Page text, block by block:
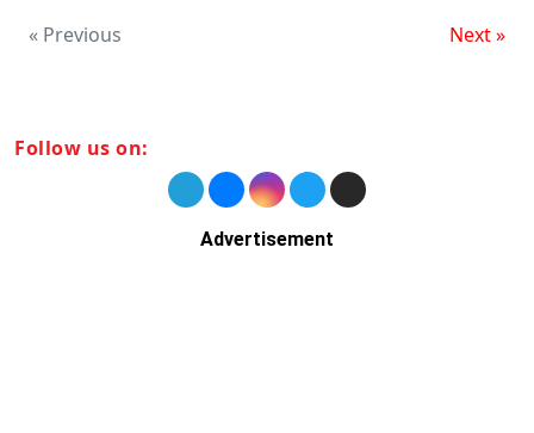
« Previous Next »
Follow us on:
Advertisement